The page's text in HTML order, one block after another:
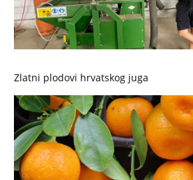
Zlatni plodovi hrvatskog juga